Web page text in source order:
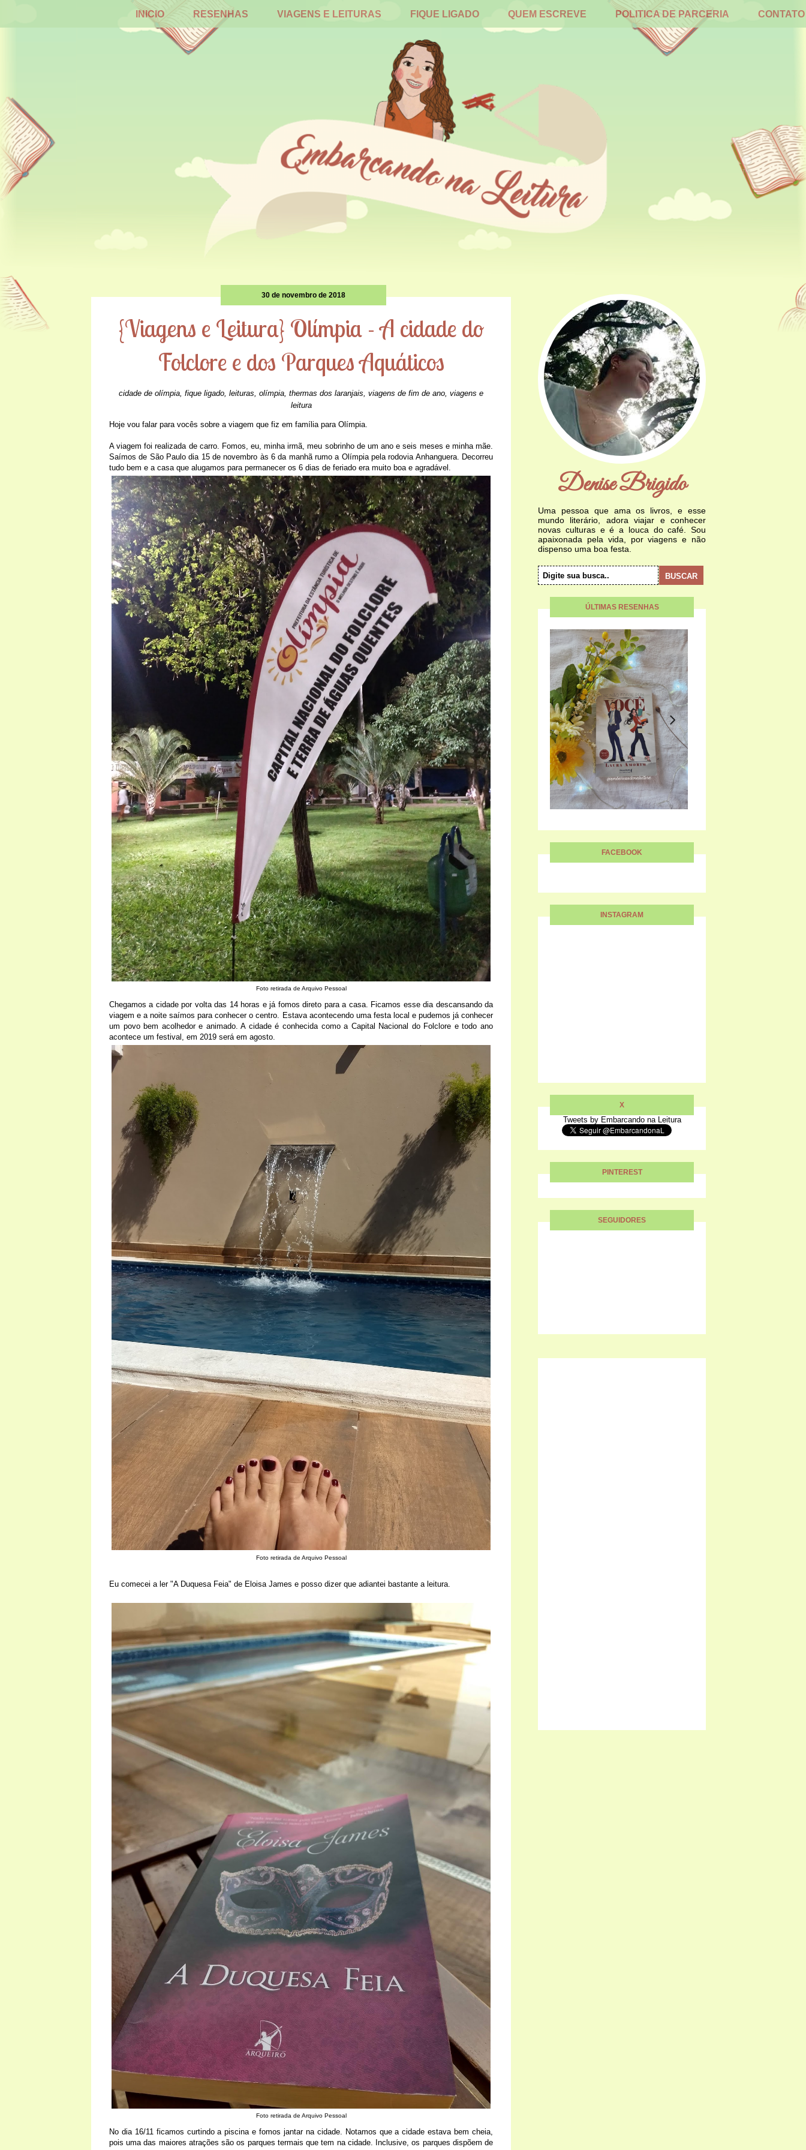
INICIO RESENHAS VIAGENS E LEITURAS FIQUE LIGADO QUEM ESCREVE POLITICA DE PARCERIA CONTATO
30 de novembro de 2018
{Viagens e Leitura} Olímpia - A cidade do
Folclore e dos Parques Aquáticos
cidade de olímpia, fique ligado, leituras, olímpia, thermas dos laranjais, viagens de fim de ano, viagens e
leitura
Hoje vou falar para vocês sobre a viagem que fiz em família para Olímpia.
A viagem foi realizada de carro. Fomos, eu, minha irmã, meu sobrinho de um ano e seis meses e minha mãe.
Saímos de São Paulo dia 15 de novembro às 6 da manhã rumo a Olímpia pela rodovia Anhanguera. Decorreu
tudo bem e a casa que alugamos para permanecer os 6 dias de feriado era muito boa e agradável.
Foto retirada de Arquivo Pessoal
Chegamos a cidade por volta das 14 horas e já fomos direto para a casa. Ficamos esse dia descansando da
viagem e a noite saímos para conhecer o centro. Estava acontecendo uma festa local e pudemos já conhecer
um povo bem acolhedor e animado. A cidade é conhecida como a Capital Nacional do Folclore e todo ano
acontece um festival, em 2019 será em agosto.
Foto retirada de Arquivo Pessoal
Eu comecei a ler "A Duquesa Feia" de Eloisa James e posso dizer que adiantei bastante a leitura.
Foto retirada de Arquivo Pessoal
No dia 16/11 ficamos curtindo a piscina e fomos jantar na cidade. Notamos que a cidade estava bem cheia,
pois uma das maiores atrações são os parques termais que tem na cidade. Inclusive, os parques dispõem de
Denise Brigido
Uma pessoa que ama os livros, e esse
mundo literário, adora viajar e conhecer
novas culturas e é a louca do café. Sou
apaixonada pela vida, por viagens e não
dispenso uma boa festa.
ÚLTIMAS RESENHAS
FACEBOOK
INSTAGRAM
X
Tweets by Embarcando na Leitura
PINTEREST
SEGUIDORES